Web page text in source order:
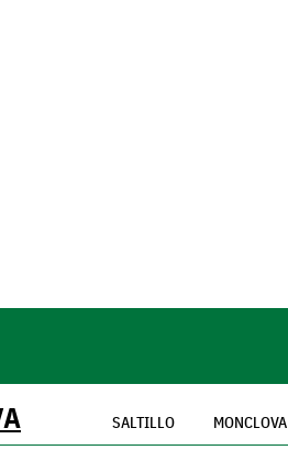
SALTILLO MONCLOVA